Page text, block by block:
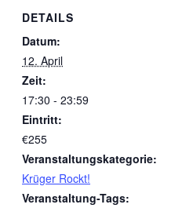
DETAILS
Datum:
12. April
Zeit:
17:30 - 23:59
Eintritt:
€255
Veranstaltungskategorie:
Krüger Rockt!
Veranstaltung-Tags: